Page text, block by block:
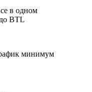
в одном
BTL
минимум